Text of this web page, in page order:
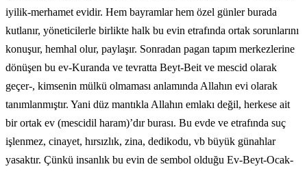
iyilik-merhamet evidir. Hem bayramlar hem özel günler burada
kutlanır, yöneticilerle birlikte halk bu evin etrafında ortak sorunlarını
konuşur, hemhal olur, paylaşır. Sonradan pagan tapım merkezlerine
dönüşen bu ev-Kuranda ve tevratta Beyt-Beit ve mescid olarak
geçer-, kimsenin mülkü olmaması anlamında Allahın evi olarak
tanımlanmıştır. Yani düz mantıkla Allahın emlakı değil, herkese ait
bir ortak ev (mescidil haram)’dır burası. Bu evde ve etrafında suç
işlenmez, cinayet, hırsızlık, zina, dedikodu, vb büyük günahlar
yasaktır. Çünkü insanlık bu evin de sembol olduğu Ev-Beyt-Ocak-